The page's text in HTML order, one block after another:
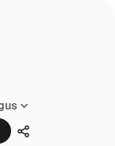
Condividi